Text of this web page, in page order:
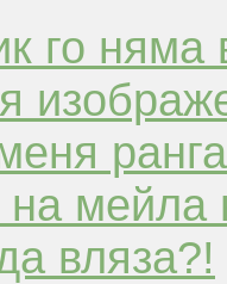
го няма
на
вляза?!